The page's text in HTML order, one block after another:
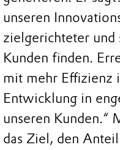
unseren
zielgerichteter und
Kunden finden.
mit mehr Effizienz
Entwicklung in
unseren
das Ziel, den